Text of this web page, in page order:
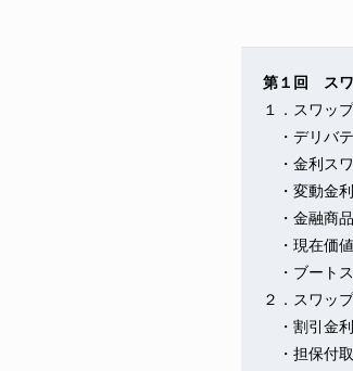
第１回 スワ
１．スワッ
・デリバ
・金利ス
・変動金
・金融商
・現在価
・ブートス
２．スワッ
・割引金
・担保付